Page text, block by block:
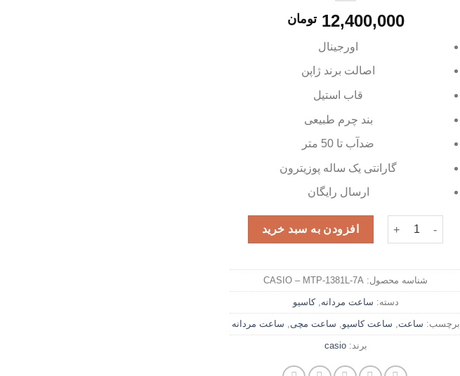
12,400,000 تومان
اورجینال
اصالت برند ژاپن
قاب استیل
بند چرم طبیعی
ضدآب تا 50 متر
گارانتی یک ساله پوزیترون
ارسال رایگان
ساعت مچی مردانه کاسیو مدل MTP-1381L-7A عدد
افزودن به سبد خرید
شناسه محصول: CASIO – MTP-1381L-7A
دسته: ساعت مردانه,کاسیو
برچسب: ساعت, ساعت کاسیو, ساعت مچی, ساعت مردانه
برند:casio